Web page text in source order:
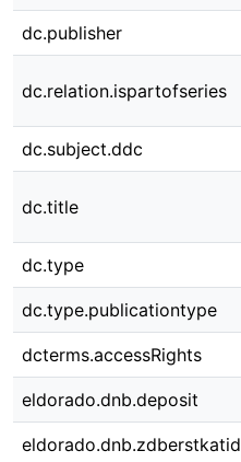
dc.publisher
dc.relation.ispartofseries
dc.subject.ddc
dc.title
dc.type
dc.type.publicationtype
dcterms.accessRights
eldorado.dnb.deposit
eldorado.dnb.zdberstkatid